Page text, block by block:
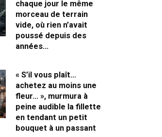
chaque jour le même
morceau de terrain
vide, où rien n’avait
poussé depuis des
années…
« S’il vous plaît…
achetez au moins une
fleur… », murmura à
peine audible la fillette
en tendant un petit
bouquet à un passant